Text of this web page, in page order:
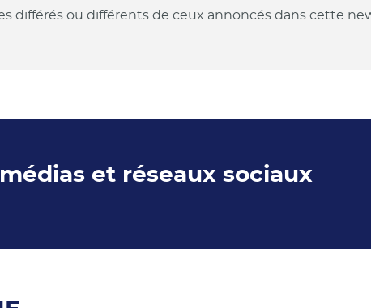
différés ou différents de ceux annoncés dans cette
et réseaux sociaux